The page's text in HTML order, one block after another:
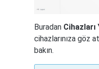
Buradan Cihazları
cihazlarınıza göz
bakın.